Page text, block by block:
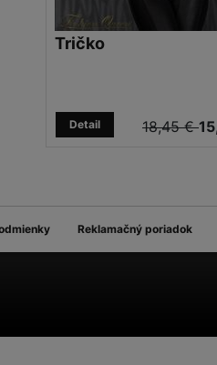
Tričko
18,45 €
Detail
Reklamačný poriadok